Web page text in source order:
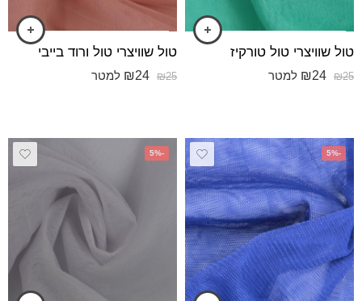
טול שוויצרי טול טורקיז
₪25
₪24 למטר
טול שוויצרי טול ורוד בייבי
₪25
₪24 למטר
-5%
-5%